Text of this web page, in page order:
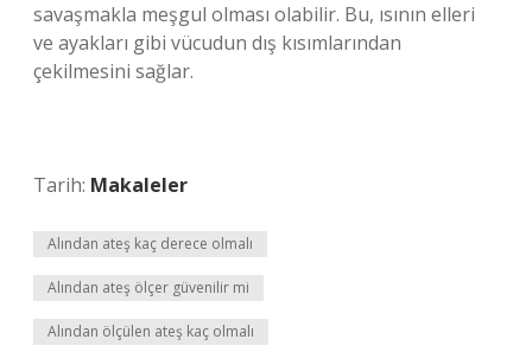
savaşmakla meşgul olması olabilir. Bu, ısının elleri
ve ayakları gibi vücudun dış kısımlarından
çekilmesini sağlar.
Tarih: Makaleler
Alından ateş kaç derece olmalı
Alından ateş ölçer güvenilir mi
Alından ölçülen ateş kaç olmalı